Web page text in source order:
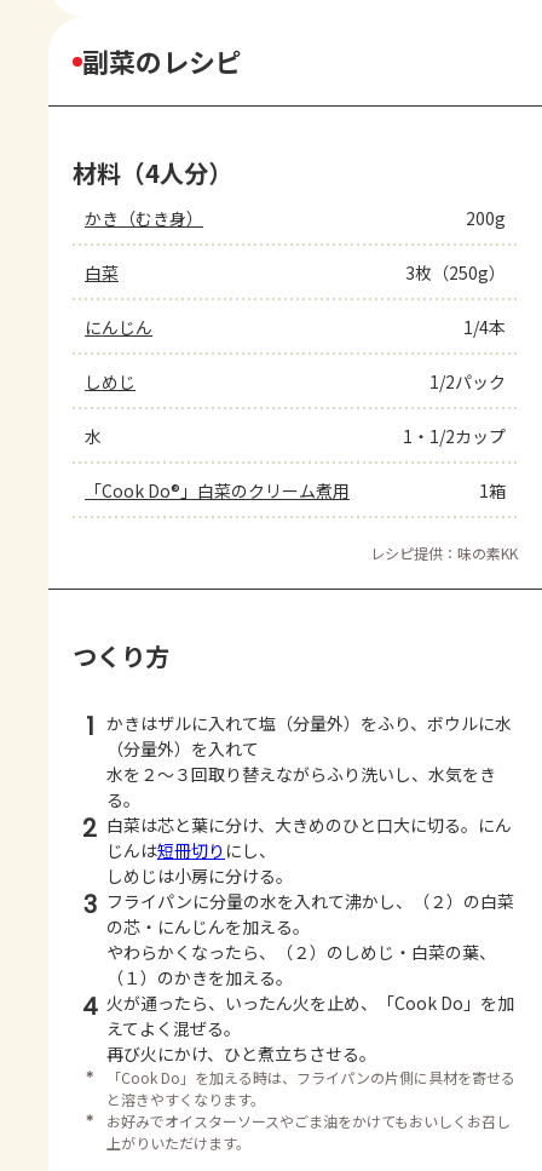
副菜のレシピ
材料（4人分）
かき（むき身） 200g
白菜 3枚（250g）
にんじん 1/4本
しめじ 1/2パック
水 1・1/2カップ
「Cook Do®」白菜のクリーム煮用 1箱
レシピ提供：味の素KK
つくり方
1 かきはザルに入れて塩（分量外）をふり、ボウルに水
（分量外）を入れて
水を２～３回取り替えながらふり洗いし、水気をき
る。
2 白菜は芯と葉に分け、大きめのひと口大に切る。にん
じんは短冊切り にし、
しめじは小房に分ける。
3 フライパンに分量の水を入れて沸かし、（２）の白菜
の芯・にんじんを加える。
やわらかくなったら、（２）のしめじ・白菜の葉、
（１）のかきを加える。
4 火が通ったら、いったん火を止め、「Cook Do」を加
えてよく混ぜる。
再び火にかけ、ひと煮立ちさせる。
＊
「Cook Do」を加える時は、フライパンの片側に具材を寄せる
と溶きやすくなります。
＊
お好みでオイスターソースやごま油をかけてもおいしくお召し
上がりいただけます。